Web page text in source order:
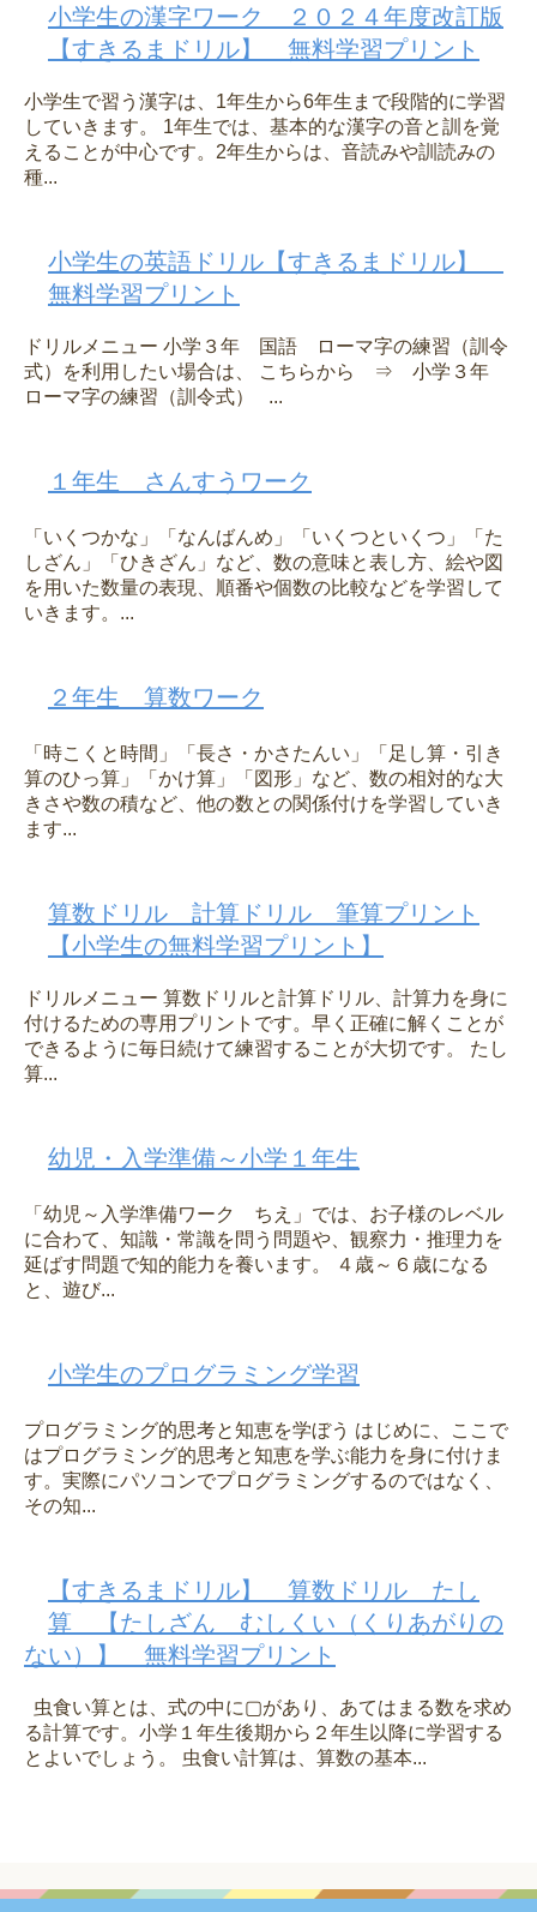
小学生の漢字ワーク ２０２４年度改訂版
【すきるまドリル】 無料学習プリント
小学生で習う漢字は、1年生から6年生まで段階的に学習
していきます。 1年生では、基本的な漢字の音と訓を覚
えることが中心です。2年生からは、音読みや訓読みの
種...
小学生の英語ドリル【すきるまドリル】
無料学習プリント
ドリルメニュー 小学３年 国語 ローマ字の練習（訓令
式）を利用したい場合は、 こちらから ⇒ 小学３年
ローマ字の練習（訓令式） ...
１年生 さんすうワーク
「いくつかな」「なんばんめ」「いくつといくつ」「た
しざん」「ひきざん」など、数の意味と表し方、絵や図
を用いた数量の表現、順番や個数の比較などを学習して
いきます。...
２年生 算数ワーク
「時こくと時間」「長さ・かさたんい」「足し算・引き
算のひっ算」「かけ算」「図形」など、数の相対的な大
きさや数の積など、他の数との関係付けを学習していき
ます...
算数ドリル 計算ドリル 筆算プリント
【小学生の無料学習プリント】
ドリルメニュー 算数ドリルと計算ドリル、計算力を身に
付けるための専用プリントです。早く正確に解くことが
できるように毎日続けて練習することが大切です。 たし
算...
幼児・入学準備～小学１年生
「幼児～入学準備ワーク ちえ」では、お子様のレベル
に合わて、知識・常識を問う問題や、観察力・推理力を
延ばす問題で知的能力を養います。 ４歳～６歳になる
と、遊び...
小学生のプログラミング学習
プログラミング的思考と知恵を学ぼう はじめに、ここで
はプログラミング的思考と知恵を学ぶ能力を身に付けま
す。実際にパソコンでプログラミングするのではなく、
その知...
【すきるまドリル】 算数ドリル たし
算 【たしざん むしくい（くりあがりの
ない）】 無料学習プリント
虫食い算とは、式の中に▢があり、あてはまる数を求め
る計算です。小学１年生後期から２年生以降に学習する
とよいでしょう。 虫食い計算は、算数の基本...